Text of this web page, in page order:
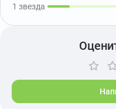
1 звезда